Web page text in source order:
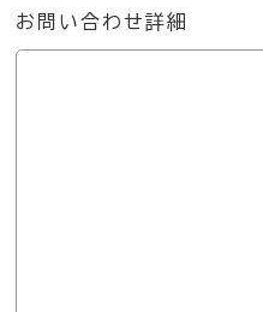
お問い合わせ詳細